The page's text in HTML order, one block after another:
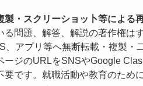
製・スクリーショッ卜等による
る問題、解答、解説の著作権は
、アプリ等へ無断転載・複製・
ジのURLをSNSやGoogle
要です。就職活動や教育のため